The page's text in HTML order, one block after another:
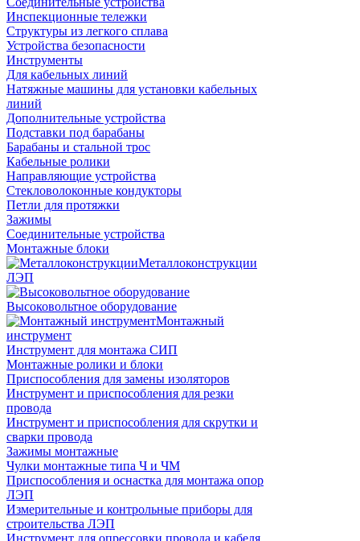
Инспекционные тележки
Структуры из легкого сплава
Устройства безопасности
Инструменты
Для кабельных линий
Натяжные машины для установки кабельных
линий
Дополнительные устройства
Подставки под барабаны
Барабаны и стальной трос
Кабельные ролики
Направляющие устройства
Стекловолоконные кондукторы
Петли для протяжки
Зажимы
Соединительные устройства
Монтажные блоки
Металлоконструкции
ЛЭП
Высоковольтное оборудование
Монтажный
инструмент
Инструмент для монтажа СИП
Монтажные ролики и блоки
Приспособления для замены изоляторов
Инструмент и приспособления для резки
провода
Инструмент и приспособления для скрутки и
сварки провода
Зажимы монтажные
Чулки монтажные типа Ч и ЧМ
Приспособления и оснастка для монтажа опор
ЛЭП
Измерительные и контрольные приборы для
строительства ЛЭП